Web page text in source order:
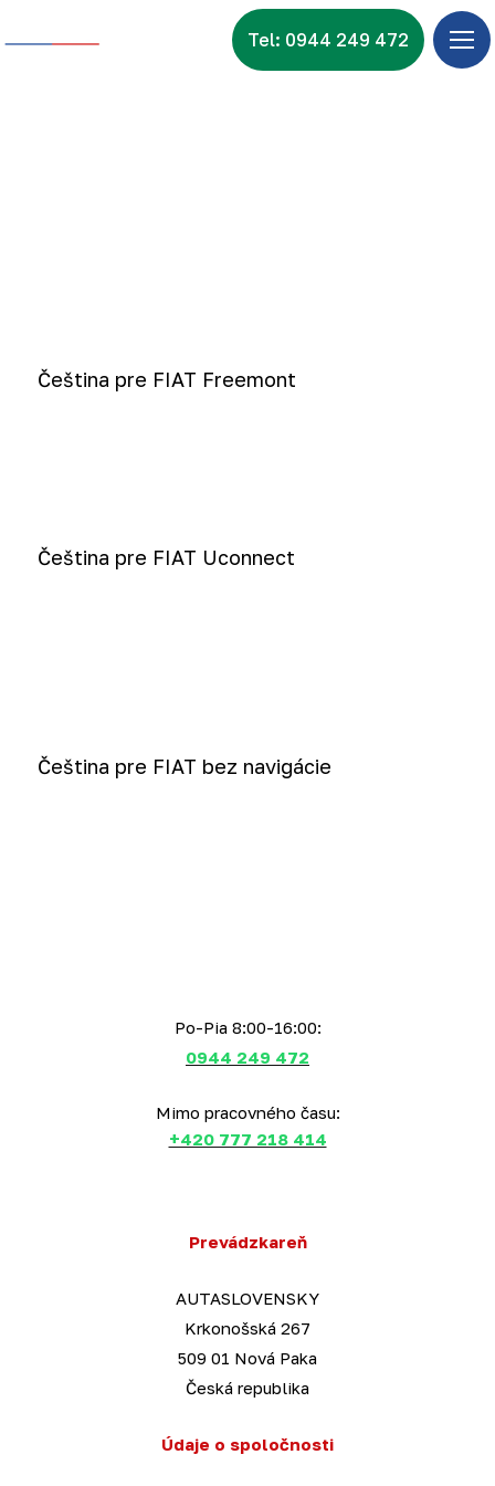
Tel: 0944 249 472
Čeština pre FIAT Freemont
Čeština pre FIAT Uconnect
Čeština pre FIAT bez navigácie
Po-Pia 8:00-16:00:
0944 249 472
Mimo pracovného času:
+420 777 218 414
Prevádzkareň
AUTASLOVENSKY
Krkonošská 267
509 01 Nová Paka
Česká republika
Údaje o spoločnosti